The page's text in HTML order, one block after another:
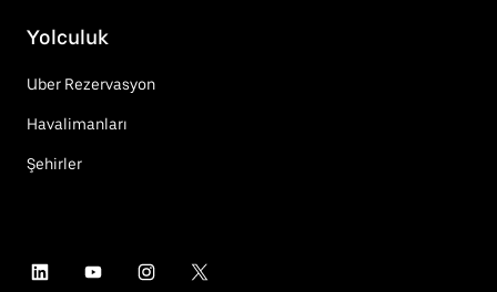
Yolculuk
Uber Rezervasyon
Havalimanları
Şehirler